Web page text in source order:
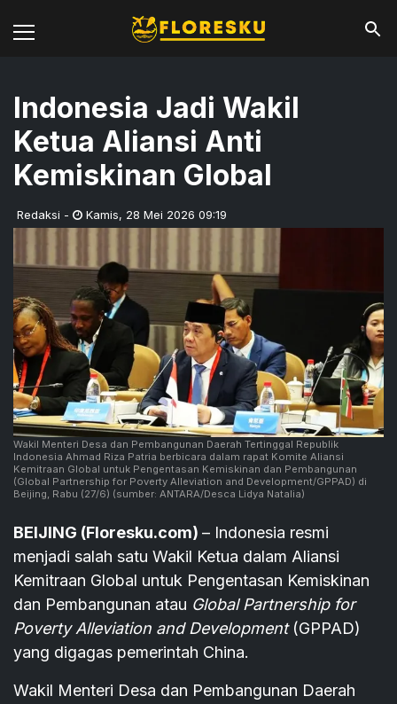
Indonesia Jadi Wakil
Ketua Aliansi Anti
Kemiskinan Global
Redaksi - Kamis, 28 Mei 2026 09:19
Wakil Menteri Desa dan Pembangunan Daerah Tertinggal Republik
Indonesia Ahmad Riza Patria berbicara dalam rapat Komite Aliansi
Kemitraan Global untuk Pengentasan Kemiskinan dan Pembangunan
(Global Partnership for Poverty Alleviation and Development/GPPAD) di
Beijing, Rabu (27/6) (sumber: ANTARA/Desca Lidya Natalia)
BEIJING (Floresku.com) – Indonesia resmi
menjadi salah satu Wakil Ketua dalam Aliansi
Kemitraan Global untuk Pengentasan Kemiskinan
dan Pembangunan atau Global Partnership for
Poverty Alleviation and Development (GPPAD)
yang digagas pemerintah China.
Wakil Menteri Desa dan Pembangunan Daerah